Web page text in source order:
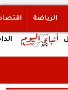
الرياضة
الداخلية: